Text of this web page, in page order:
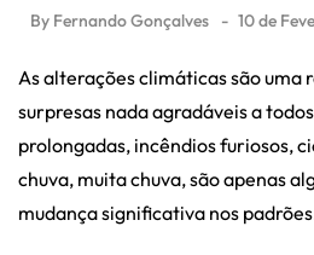
By Fernando Gonçalves 10 de
As alterações climáticas são uma
surpresas nada agradáveis a
prolongadas, incêndios furiosos,
chuva, muita chuva, são apenas
mudança significativa nos